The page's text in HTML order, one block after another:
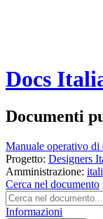
Docs
Documenti
Manuale operativo di
Progetto: Designers
Amministrazione:
Cerca nel documento
Informazioni